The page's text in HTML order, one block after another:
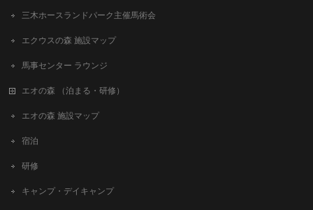
三木ホースランドパーク主催馬術会
エクウスの森 施設マップ
馬事センター ラウンジ
エオの森 （泊まる・研修）
エオの森 施設マップ
宿泊
研修
キャンプ・デイキャンプ